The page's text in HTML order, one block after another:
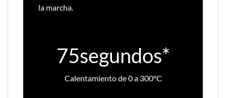
la marcha.
75segundos*
Calentamiento de 0 a 300°C